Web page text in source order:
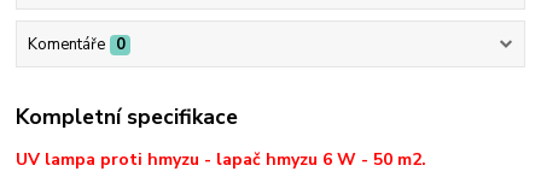
Komentáře 0
Kompletní specifikace
UV lampa proti hmyzu - lapač hmyzu 6 W - 50 m2.